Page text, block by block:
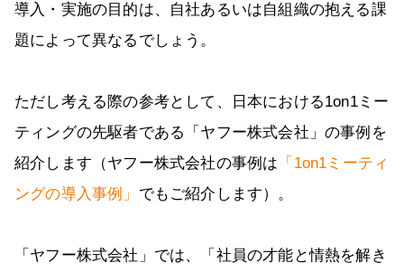
導入・実施の目的は、自社あるいは自組織の抱える課
題によって異なるでしょう。
ただし考える際の参考として、日本における1on1ミー
ティングの先駆者である「ヤフー株式会社」の事例を
紹介します（ヤフー株式会社の事例は 「1on1ミーティ
ングの導入事例」 でもご紹介します）。
「ヤフー株式会社」では、「社員の才能と情熱を解き